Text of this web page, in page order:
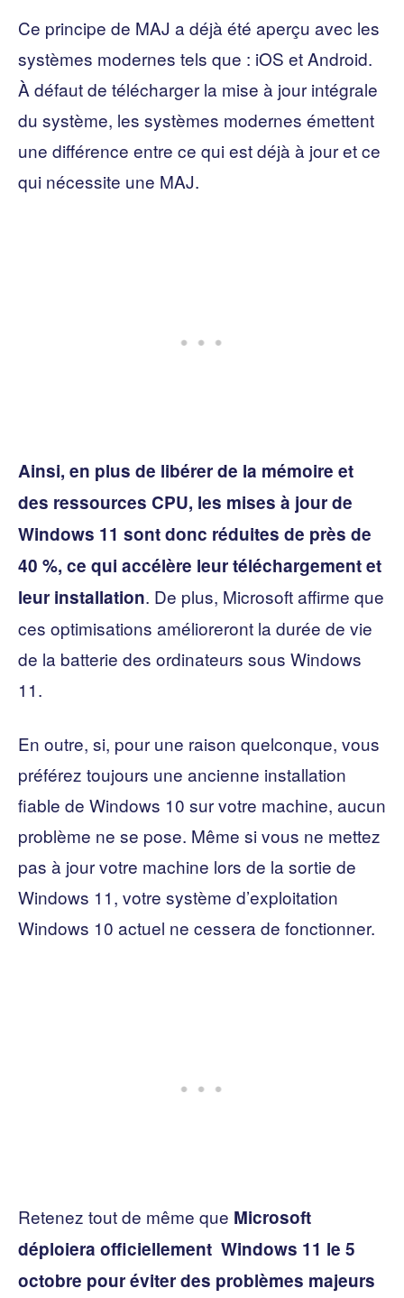
Ce principe de MAJ a déjà été aperçu avec les
systèmes modernes tels que : iOS et Android.
À défaut de télécharger la mise à jour intégrale
du système, les systèmes modernes émettent
une différence entre ce qui est déjà à jour et ce
qui nécessite une MAJ.
Ainsi, en plus de libérer de la mémoire et
des ressources CPU, les mises à jour de
Windows 11 sont donc réduites de près de
40 %, ce qui accélère leur téléchargement et
leur installation. De plus, Microsoft affirme que
ces optimisations amélioreront la durée de vie
de la batterie des ordinateurs sous Windows
11.
En outre, si, pour une raison quelconque, vous
préférez toujours une ancienne installation
fiable de Windows 10 sur votre machine, aucun
problème ne se pose. Même si vous ne mettez
pas à jour votre machine lors de la sortie de
Windows 11, votre système d’exploitation
Windows 10 actuel ne cessera de fonctionner.
Retenez tout de même que Microsoft
déploiera officiellement Windows 11 le 5
octobre pour éviter des problèmes majeurs